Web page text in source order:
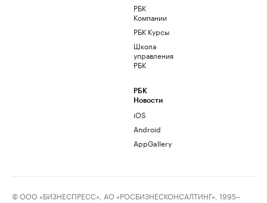
РБК
Компании
РБК Курсы
Школа
управления
РБК
РБК
Новости
iOS
Android
AppGallery
© ООО «БИЗНЕСПРЕСС», АО «РОСБИЗНЕСКОНСАЛТИНГ», 1995–